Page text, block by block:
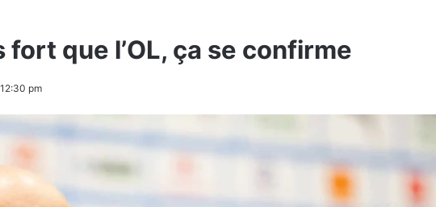
fort que l’OL, ça se confirme
pm